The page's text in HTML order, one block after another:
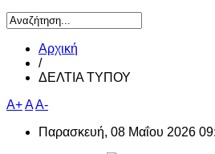
Αρχική
/
ΔΕΛΤΙΑ ΤΥΠΟΥ
A+AA-
Παρασκευή, 08 Μαΐου 2026